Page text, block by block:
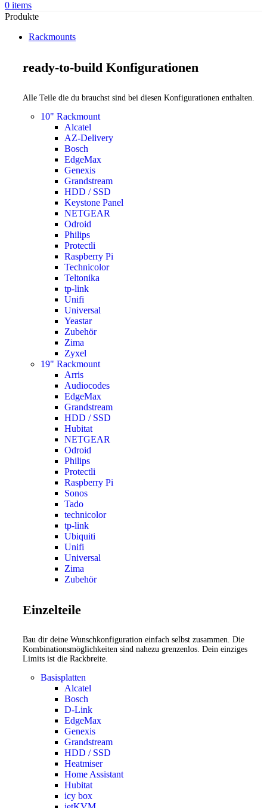
0 items
Produkte
Rackmounts
ready-to-build Konfigurationen
Alle Teile die du brauchst sind bei diesen Konfigurationen enthalten.
10" Rackmount
Alcatel
AZ-Delivery
Bosch
EdgeMax
Genexis
Grandstream
HDD / SSD
Keystone Panel
NETGEAR
Odroid
Philips
Protectli
Raspberry Pi
Technicolor
Teltonika
tp-link
Unifi
Universal
Yeastar
Zubehör
Zima
Zyxel
19" Rackmount
Arris
Audiocodes
EdgeMax
Grandstream
HDD / SSD
Hubitat
NETGEAR
Odroid
Philips
Protectli
Raspberry Pi
Sonos
Tado
technicolor
tp-link
Ubiquiti
Unifi
Universal
Zima
Zubehör
Einzelteile
Bau dir deine Wunschkonfiguration einfach selbst zusammen. Die
Kombinationsmöglichkeiten sind nahezu grenzenlos. Dein einziges
Limits ist die Rackbreite.
Basisplatten
Alcatel
Bosch
D-Link
EdgeMax
Genexis
Grandstream
HDD / SSD
Heatmiser
Home Assistant
Hubitat
icy box